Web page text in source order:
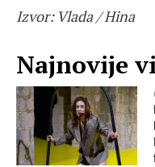
Izvor: Vlada / Hina
Najnovije